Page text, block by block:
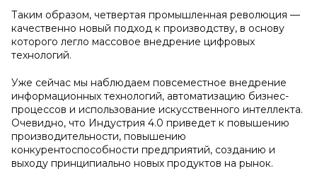
Таким образом, четвертая промышленная революция —
качественно новый подход к производству, в основу
которого легло массовое внедрение цифровых
технологий.
Уже сейчас мы наблюдаем повсеместное внедрение
информационных технологий, автоматизацию бизнес-
процессов и использование искусственного интеллекта.
Очевидно, что Индустрия 4.0 приведет к повышению
производительности, повышению
конкурентоспособности предприятий, созданию и
выходу принципиально новых продуктов на рынок.